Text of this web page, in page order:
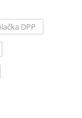
DPP